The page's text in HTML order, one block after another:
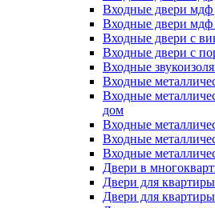
Входные двери мдф
Входные двери
Входные двери с
Входные двери с
Входные
Входные
Входные
дом
Входные
Входные
Входные
Двери в
Двери для квартиры
Двери для